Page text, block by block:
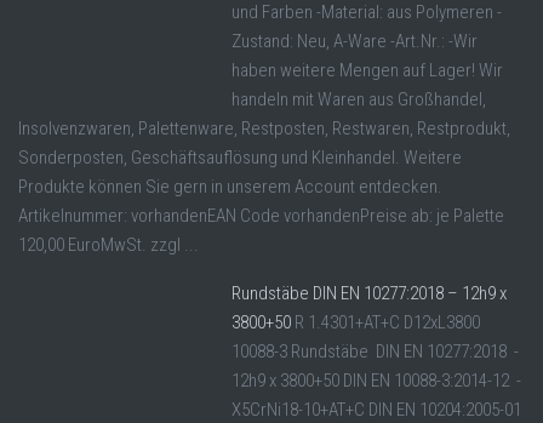
und Farben -Material: aus Polymeren -
Zustand: Neu, A-Ware -Art.Nr.: -Wir
haben weitere Mengen auf Lager! Wir
handeln mit Waren aus Großhandel,
Insolvenzwaren, Palettenware, Restposten, Restwaren, Restprodukt,
Sonderposten, Geschäftsauflösung und Kleinhandel. Weitere
Produkte können Sie gern in unserem Account entdecken.
Artikelnummer: vorhandenEAN Code vorhandenPreise ab: je Palette
120,00 EuroMwSt. zzgl ...
Rundstäbe DIN EN 10277:2018 – 12h9 x
3800+50 R 1.4301+AT+C D12xL3800
10088-3 Rundstäbe DIN EN 10277:2018 -
12h9 x 3800+50 DIN EN 10088-3:2014-12 -
X5CrNi18-10+AT+C DIN EN 10204:2005-01